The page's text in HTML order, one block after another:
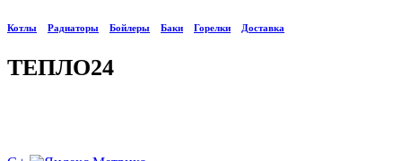
Котлы Радиаторы Бойлеры Баки Горелки Доставка
ТЕПЛО24